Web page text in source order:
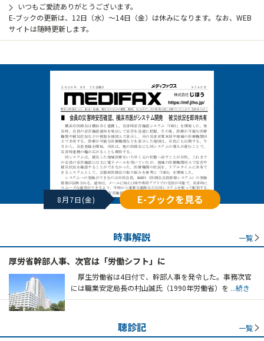
いつもご愛読ありがとうございます。
E-ブックの更新は、12日（水）～14日（金）は休みになります。なお、WEB
サイトは随時更新します。
8月7日(金) E-ブックを見る
時事解説 一覧
厚労省幹部人事、次官は「労働シフト」に
厚生労働省は4日付で、幹部人事を発令した。事務次官
には職業安定局長の村山誠氏（1990年労働省）を ...続き
聴診記 一覧